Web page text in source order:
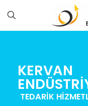
KERVAN
TEDARİK